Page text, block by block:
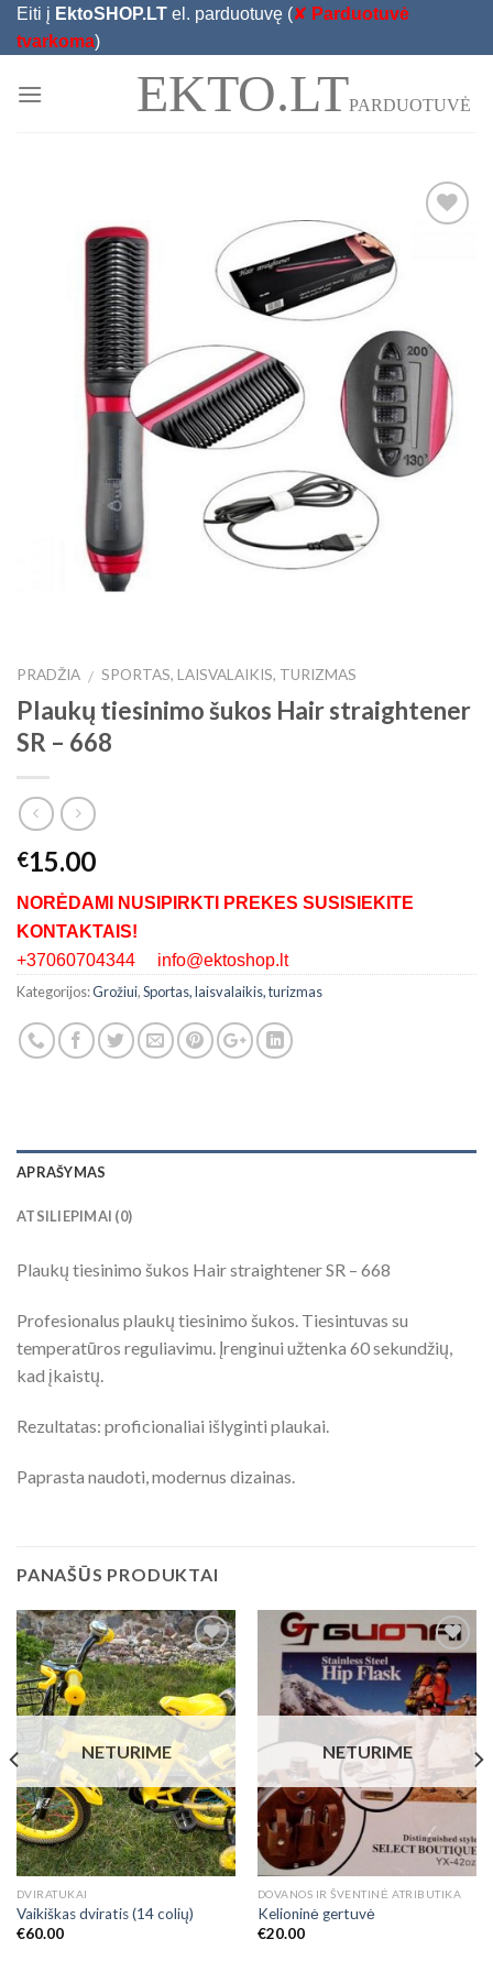
Skip
Eiti į EktoSHOP.LT el. parduotuvę (✘ Parduotuvė
tvarkoma)
EKTO.LTPARDUOTUVĖ
PRADŽIA / SPORTAS, LAISVALAIKIS, TURIZMAS
Plaukų tiesinimo šukos Hair straightener
SR – 668
€15.00
NORĖDAMI NUSIPIRKTI PREKES SUSISIEKITE
KONTAKTAIS!
+37060704344 info@ektoshop.lt
Kategorijos:Grožiui,Sportas, laisvalaikis, turizmas
APRAŠYMAS
ATSILIEPIMAI (0)
Plaukų tiesinimo šukos Hair straightener SR – 668
Profesionalus plaukų tiesinimo šukos. Tiesintuvas su
temperatūros reguliavimu. Įrenginui užtenka 60 sekundžių,
kad įkaistų.
Rezultatas: proficionaliai išlyginti plaukai.
Paprasta naudoti, modernus dizainas.
PANAŠŪS PRODUKTAI
Add to
Wishlist
NETURIME
DVIRATUKAI
Vaikiškas dviratis (14 colių)
€60.00
Add to
Wishlist
NETURIME
DOVANOS IR ŠVENTINĖ ATRIBUTIKA
Kelioninė gertuvė
€20.00